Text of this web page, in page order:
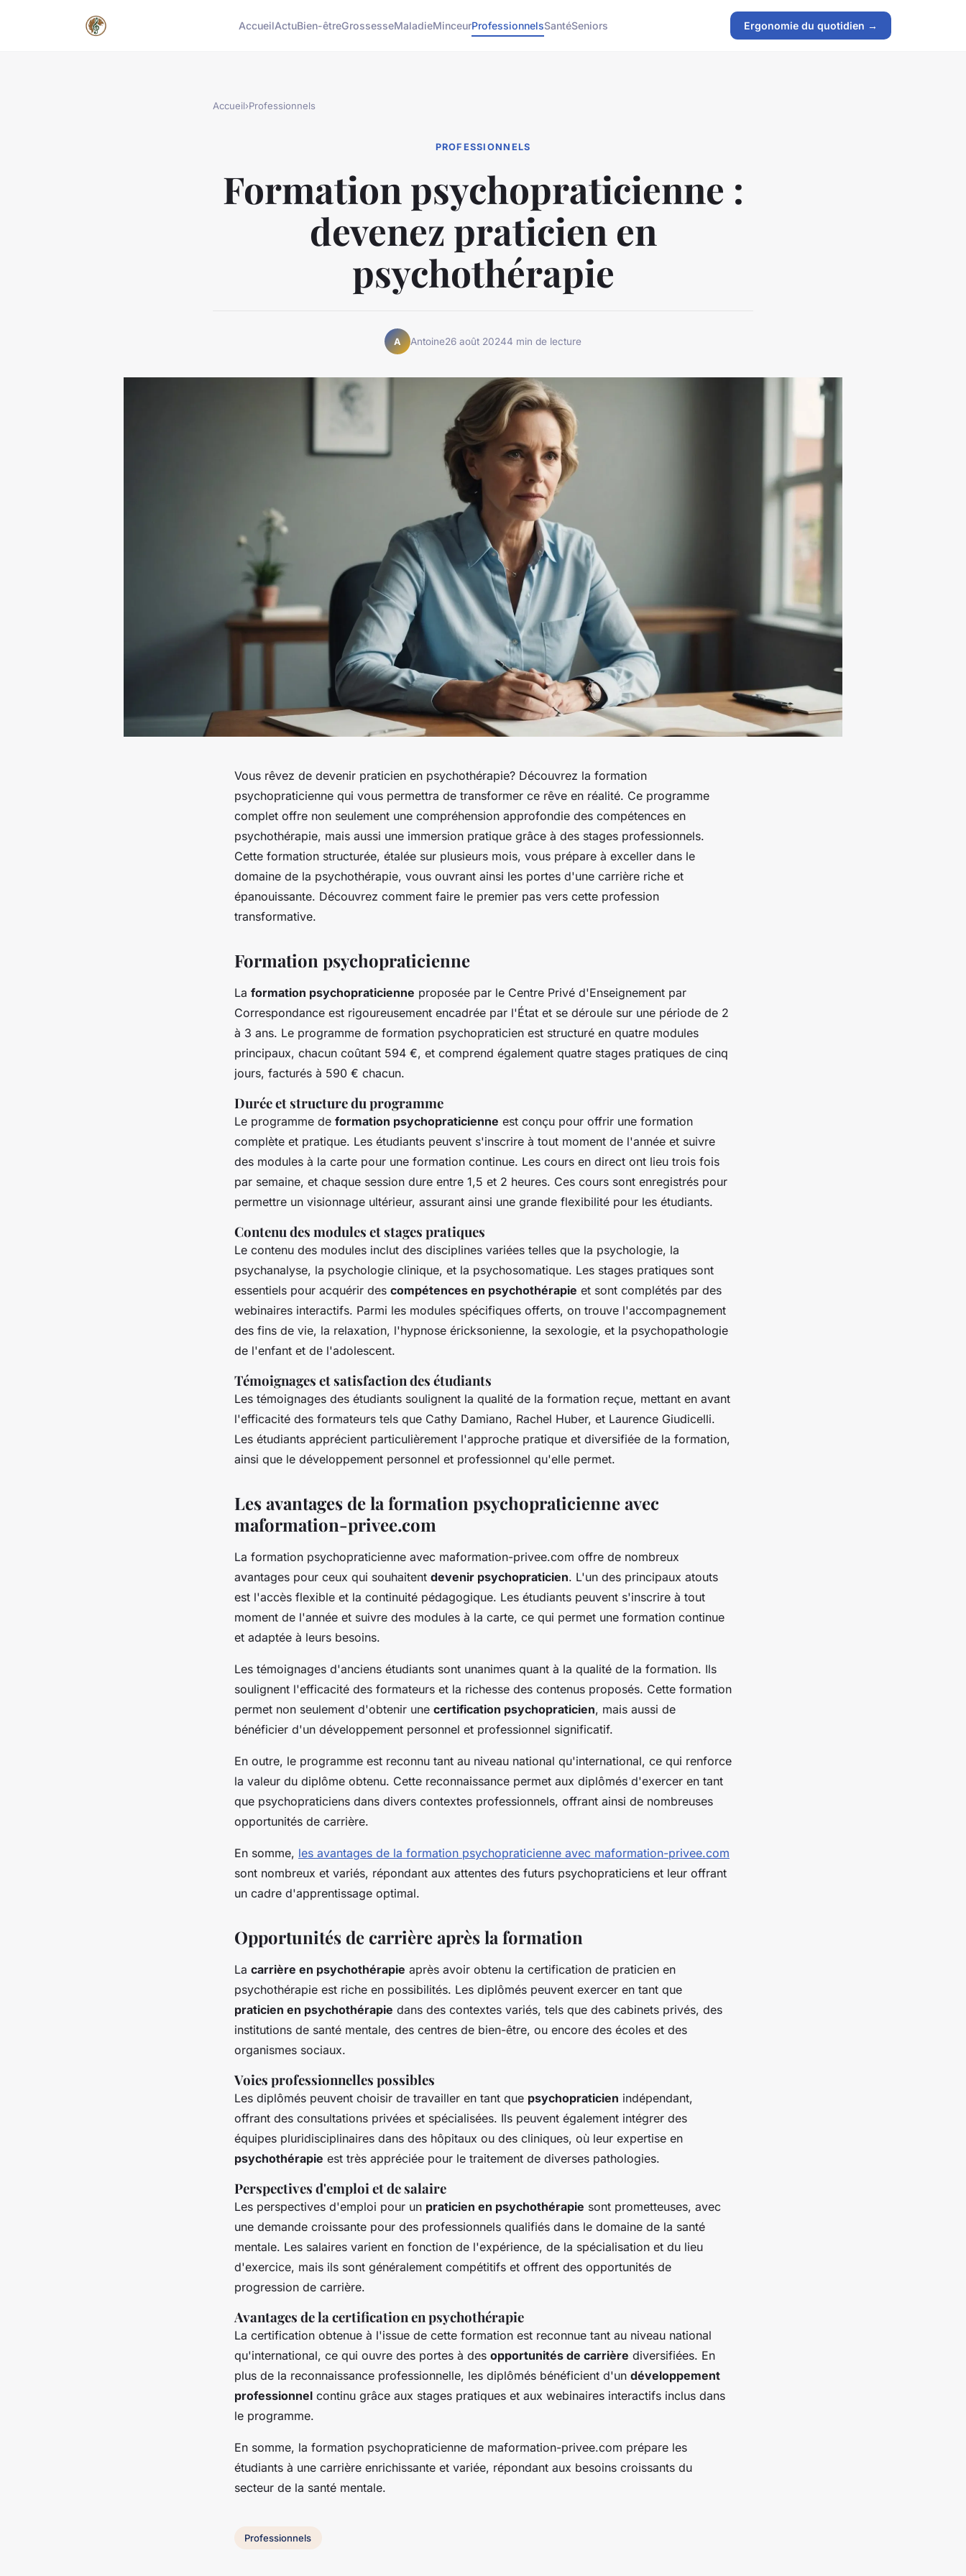
AccueilActuBien-êtreGrossesseMaladieMinceurProfessionnelsSantéSeniors Ergonomie du quotidien →
Accueil›Professionnels
PROFESSIONNELS
Formation psychopraticienne :
devenez praticien en
psychothérapie
A Antoine26 août 20244 min de lecture
Vous rêvez de devenir praticien en psychothérapie? Découvrez la formation
psychopraticienne qui vous permettra de transformer ce rêve en réalité. Ce programme
complet offre non seulement une compréhension approfondie des compétences en
psychothérapie, mais aussi une immersion pratique grâce à des stages professionnels.
Cette formation structurée, étalée sur plusieurs mois, vous prépare à exceller dans le
domaine de la psychothérapie, vous ouvrant ainsi les portes d'une carrière riche et
épanouissante. Découvrez comment faire le premier pas vers cette profession
transformative.
Formation psychopraticienne
La formation psychopraticienne proposée par le Centre Privé d'Enseignement par
Correspondance est rigoureusement encadrée par l'État et se déroule sur une période de 2
à 3 ans. Le programme de formation psychopraticien est structuré en quatre modules
principaux, chacun coûtant 594 €, et comprend également quatre stages pratiques de cinq
jours, facturés à 590 € chacun.
Durée et structure du programme
Le programme de formation psychopraticienne est conçu pour offrir une formation
complète et pratique. Les étudiants peuvent s'inscrire à tout moment de l'année et suivre
des modules à la carte pour une formation continue. Les cours en direct ont lieu trois fois
par semaine, et chaque session dure entre 1,5 et 2 heures. Ces cours sont enregistrés pour
permettre un visionnage ultérieur, assurant ainsi une grande flexibilité pour les étudiants.
Contenu des modules et stages pratiques
Le contenu des modules inclut des disciplines variées telles que la psychologie, la
psychanalyse, la psychologie clinique, et la psychosomatique. Les stages pratiques sont
essentiels pour acquérir des compétences en psychothérapie et sont complétés par des
webinaires interactifs. Parmi les modules spécifiques offerts, on trouve l'accompagnement
des fins de vie, la relaxation, l'hypnose éricksonienne, la sexologie, et la psychopathologie
de l'enfant et de l'adolescent.
Témoignages et satisfaction des étudiants
Les témoignages des étudiants soulignent la qualité de la formation reçue, mettant en avant
l'efficacité des formateurs tels que Cathy Damiano, Rachel Huber, et Laurence Giudicelli.
Les étudiants apprécient particulièrement l'approche pratique et diversifiée de la formation,
ainsi que le développement personnel et professionnel qu'elle permet.
Les avantages de la formation psychopraticienne avec
maformation-privee.com
La formation psychopraticienne avec maformation-privee.com offre de nombreux
avantages pour ceux qui souhaitent devenir psychopraticien. L'un des principaux atouts
est l'accès flexible et la continuité pédagogique. Les étudiants peuvent s'inscrire à tout
moment de l'année et suivre des modules à la carte, ce qui permet une formation continue
et adaptée à leurs besoins.
Les témoignages d'anciens étudiants sont unanimes quant à la qualité de la formation. Ils
soulignent l'efficacité des formateurs et la richesse des contenus proposés. Cette formation
permet non seulement d'obtenir une certification psychopraticien, mais aussi de
bénéficier d'un développement personnel et professionnel significatif.
En outre, le programme est reconnu tant au niveau national qu'international, ce qui renforce
la valeur du diplôme obtenu. Cette reconnaissance permet aux diplômés d'exercer en tant
que psychopraticiens dans divers contextes professionnels, offrant ainsi de nombreuses
opportunités de carrière.
En somme, les avantages de la formation psychopraticienne avec maformation-privee.com
sont nombreux et variés, répondant aux attentes des futurs psychopraticiens et leur offrant
un cadre d'apprentissage optimal.
Opportunités de carrière après la formation
La carrière en psychothérapie après avoir obtenu la certification de praticien en
psychothérapie est riche en possibilités. Les diplômés peuvent exercer en tant que
praticien en psychothérapie dans des contextes variés, tels que des cabinets privés, des
institutions de santé mentale, des centres de bien-être, ou encore des écoles et des
organismes sociaux.
Voies professionnelles possibles
Les diplômés peuvent choisir de travailler en tant que psychopraticien indépendant,
offrant des consultations privées et spécialisées. Ils peuvent également intégrer des
équipes pluridisciplinaires dans des hôpitaux ou des cliniques, où leur expertise en
psychothérapie est très appréciée pour le traitement de diverses pathologies.
Perspectives d'emploi et de salaire
Les perspectives d'emploi pour un praticien en psychothérapie sont prometteuses, avec
une demande croissante pour des professionnels qualifiés dans le domaine de la santé
mentale. Les salaires varient en fonction de l'expérience, de la spécialisation et du lieu
d'exercice, mais ils sont généralement compétitifs et offrent des opportunités de
progression de carrière.
Avantages de la certification en psychothérapie
La certification obtenue à l'issue de cette formation est reconnue tant au niveau national
qu'international, ce qui ouvre des portes à des opportunités de carrière diversifiées. En
plus de la reconnaissance professionnelle, les diplômés bénéficient d'un développement
professionnel continu grâce aux stages pratiques et aux webinaires interactifs inclus dans
le programme.
En somme, la formation psychopraticienne de maformation-privee.com prépare les
étudiants à une carrière enrichissante et variée, répondant aux besoins croissants du
secteur de la santé mentale.
Professionnels